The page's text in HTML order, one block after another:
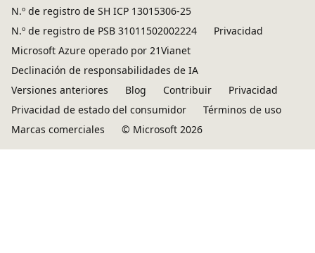
N.º de registro de SH ICP 13015306-25
N.º de registro de PSB 31011502002224
Privacidad
Microsoft Azure operado por 21Vianet
Declinación de responsabilidades de IA
Versiones anteriores
Blog Contribuir
Privacidad
Privacidad de estado del consumidor
Términos de uso
Marcas comerciales
© Microsoft 2026